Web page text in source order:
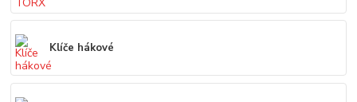
Klíče hákové